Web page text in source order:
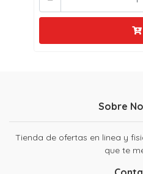
Sobre
Tienda de ofertas en linea y
que te